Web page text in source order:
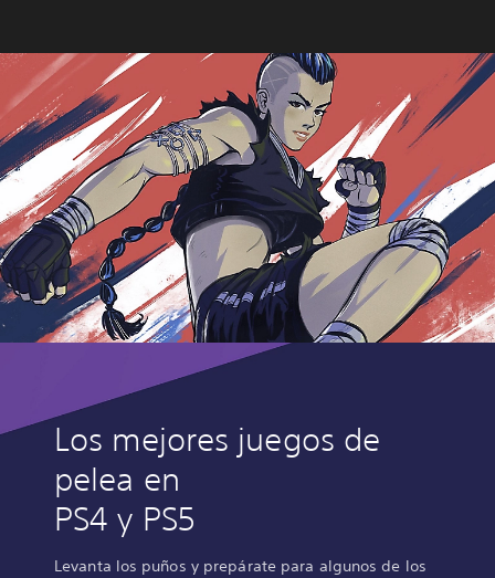
Los mejores juegos de
pelea en
PS4 y PS5
Levanta los puños y prepárate para algunos de los